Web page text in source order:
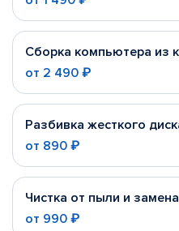
Сборка компьютера из
от 2 490 ₽
Разбивка жесткого
от 890 ₽
Чистка от пыли и
от 990 ₽